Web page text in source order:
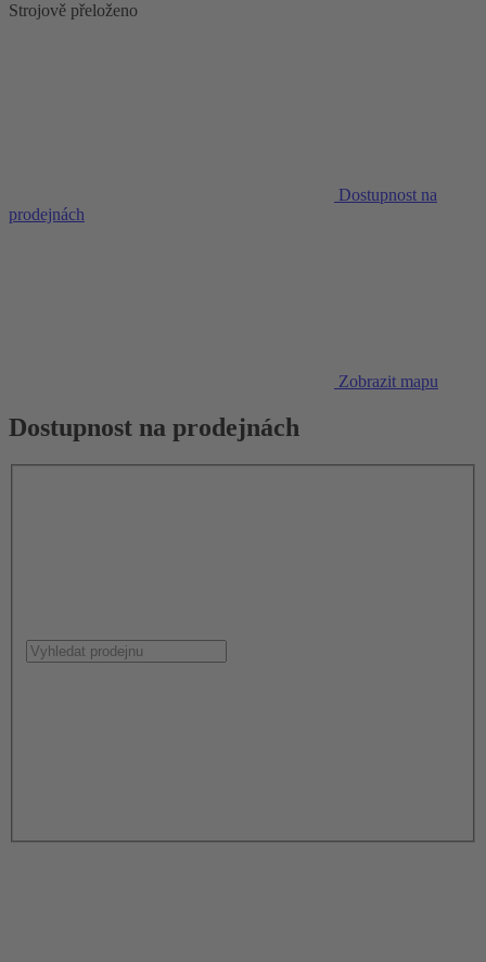
Strojově přeloženo
Dostupnost na
prodejnách
Zobrazit mapu
Dostupnost na prodejnách